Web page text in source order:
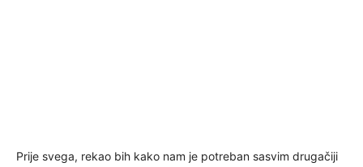
Prije svega, rekao bih kako nam je potreban sasvim drugačiji